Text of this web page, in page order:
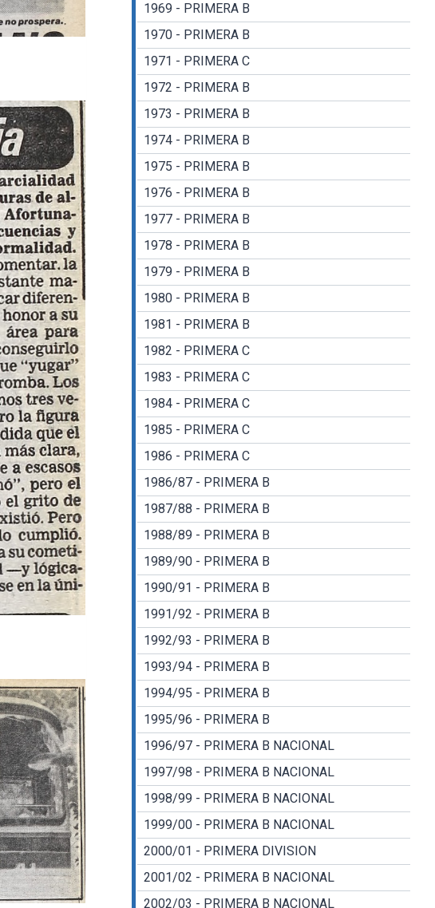
1969 - PRIMERA B
1970 - PRIMERA B
1971 - PRIMERA C
1972 - PRIMERA B
1973 - PRIMERA B
1974 - PRIMERA B
1975 - PRIMERA B
1976 - PRIMERA B
1977 - PRIMERA B
1978 - PRIMERA B
1979 - PRIMERA B
1980 - PRIMERA B
1981 - PRIMERA B
1982 - PRIMERA C
1983 - PRIMERA C
1984 - PRIMERA C
1985 - PRIMERA C
1986 - PRIMERA C
1986/87 - PRIMERA B
1987/88 - PRIMERA B
1988/89 - PRIMERA B
1989/90 - PRIMERA B
1990/91 - PRIMERA B
1991/92 - PRIMERA B
1992/93 - PRIMERA B
1993/94 - PRIMERA B
1994/95 - PRIMERA B
1995/96 - PRIMERA B
1996/97 - PRIMERA B NACIONAL
1997/98 - PRIMERA B NACIONAL
1998/99 - PRIMERA B NACIONAL
1999/00 - PRIMERA B NACIONAL
2000/01 - PRIMERA DIVISION
2001/02 - PRIMERA B NACIONAL
2002/03 - PRIMERA B NACIONAL